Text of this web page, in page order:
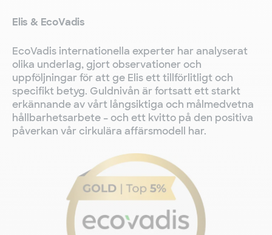
Elis & EcoVadis
EcoVadis internationella experter har analyserat
olika underlag, gjort observationer och
uppföljningar för att ge Elis ett tillförlitligt och
specifikt betyg. Guldnivån är fortsatt ett starkt
erkännande av vårt långsiktiga och målmedvetna
hållbarhetsarbete – och ett kvitto på den positiva
påverkan vår cirkulära affärsmodell har.